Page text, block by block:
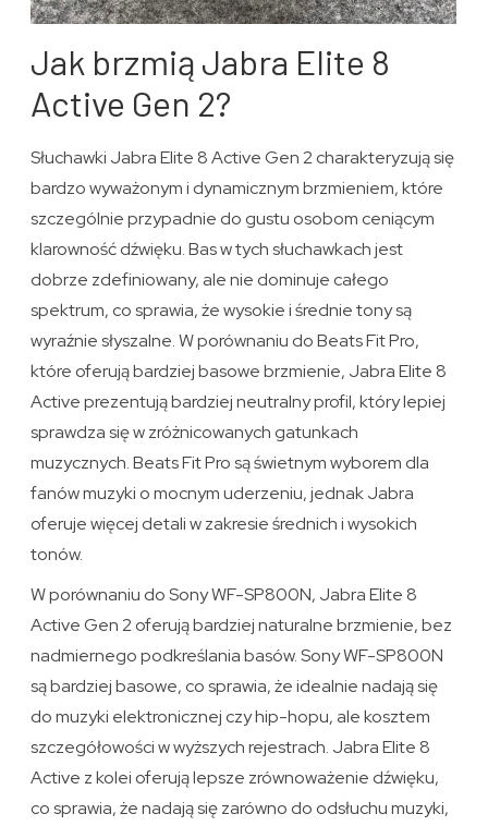
Jak brzmią Jabra Elite 8
Active Gen 2?
Słuchawki Jabra Elite 8 Active Gen 2 charakteryzują się
bardzo wyważonym i dynamicznym brzmieniem, które
szczególnie przypadnie do gustu osobom ceniącym
klarowność dźwięku. Bas w tych słuchawkach jest
dobrze zdefiniowany, ale nie dominuje całego
spektrum, co sprawia, że wysokie i średnie tony są
wyraźnie słyszalne. W porównaniu do Beats Fit Pro,
które oferują bardziej basowe brzmienie, Jabra Elite 8
Active prezentują bardziej neutralny profil, który lepiej
sprawdza się w zróżnicowanych gatunkach
muzycznych. Beats Fit Pro są świetnym wyborem dla
fanów muzyki o mocnym uderzeniu, jednak Jabra
oferuje więcej detali w zakresie średnich i wysokich
tonów.
W porównaniu do Sony WF-SP800N, Jabra Elite 8
Active Gen 2 oferują bardziej naturalne brzmienie, bez
nadmiernego podkreślania basów. Sony WF-SP800N
są bardziej basowe, co sprawia, że idealnie nadają się
do muzyki elektronicznej czy hip-hopu, ale kosztem
szczegółowości w wyższych rejestrach. Jabra Elite 8
Active z kolei oferują lepsze zrównoważenie dźwięku,
co sprawia, że nadają się zarówno do odsłuchu muzyki,